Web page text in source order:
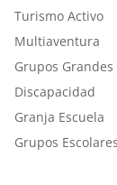
Turismo Activo
Multiaventura
Grupos Grandes
Discapacidad
Granja Escuela
Grupos Escolares